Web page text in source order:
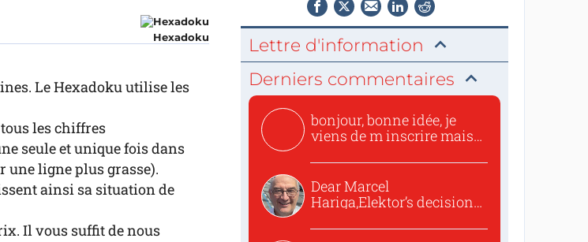
Hexadoku
Le Hexadoku utilise les
tous les chiffres
seule et unique fois dans
une ligne plus grasse).
ainsi sa situation de
Il vous suffit de nous
Lettre d'information
Derniers commentaires
bonjour, bonne idée, je
viens de m inscrire mais
Dear Marcel
Hariga,Elektor’s decision